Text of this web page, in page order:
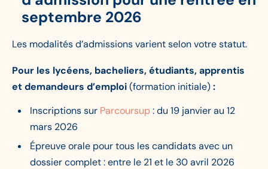
septembre 2026
Les modalités d’admissions varient selon votre statut.
Pour les lycéens, bacheliers, étudiants, apprentis
et demandeurs d’emploi(formation initiale):
Inscriptions sur Parcoursup: du 19 janvier au 12
mars 2026
Épreuve orale pour tous les candidats avec un
dossier complet : entre le 21 et le 30 avril 2026